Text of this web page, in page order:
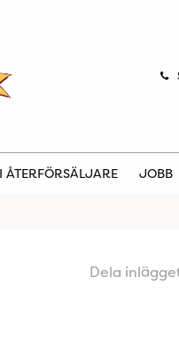
ÅTERFÖRSÄLJARE JOBB
Dela